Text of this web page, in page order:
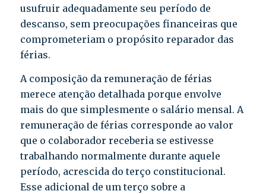
usufruir adequadamente seu período de
descanso, sem preocupações financeiras que
comprometeriam o propósito reparador das
férias.
A composição da remuneração de férias
merece atenção detalhada porque envolve
mais do que simplesmente o salário mensal. A
remuneração de férias corresponde ao valor
que o colaborador receberia se estivesse
trabalhando normalmente durante aquele
período, acrescida do terço constitucional.
Esse adicional de um terço sobre a